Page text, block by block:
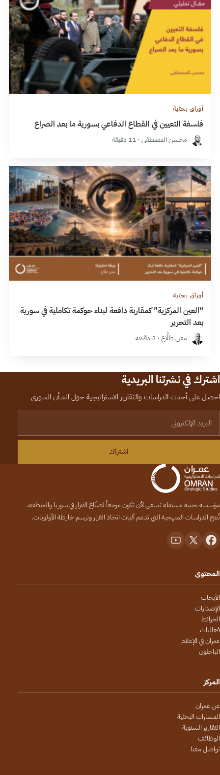
أوراق بحثية
فلسفة التعيين في القطاع الدفاعي بسورية ما بعد الصراع
محسن المصطفى · 11 دقيقة
أوراق بحثية
“العين المركزية” كمقاربة دافعة لبناء حوكمة تكاملية في سورية
بعد التحرير
معن طلَّاع · 2 دقيقة
اشترك في نشرتنا البريدية
احصل على أحدث الدراسات والتقارير الاستراتيجية حول الشأن السوري
اشتراك
مؤسسة بحثية مستقلة تسعى لأن تكون مرجعاً لصنّاع القرار في سوريا والمنطقة،
تُنتج الدراسات المنهجية التي تدعم آليات اتخاذ القرار وترسم خارطة الأولويات.
المحتوى
الأبحاث
الإصدارات
الخرائط
فعاليات
عمران في الإعلام
الباحثون
المركز
عن عمران
المسارات البحثية
التقارير السنوية
الوظائف
تواصل معنا